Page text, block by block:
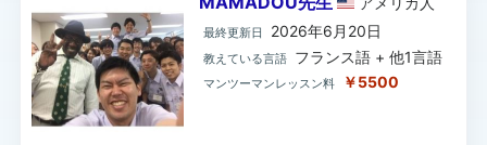
最終更新日 2026年6月20日
教えている言語 フランス語 + 他1言語
マンツーマンレッスン料 ￥5500